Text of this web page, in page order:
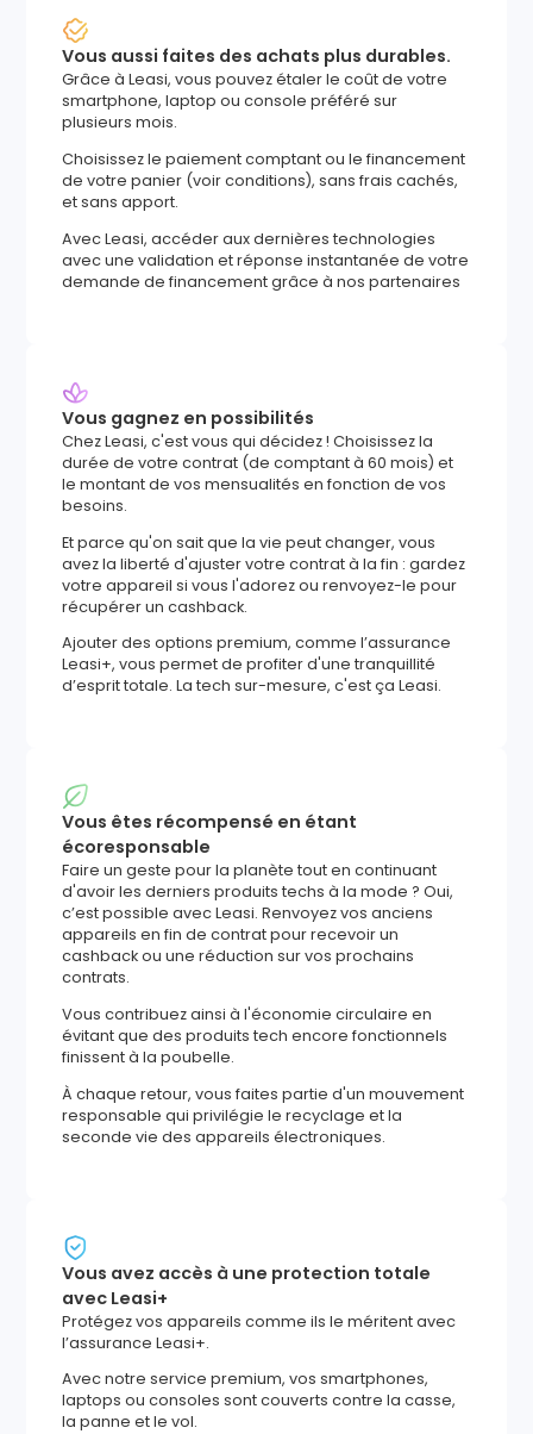
Vous aussi faites des achats plus durables.
Grâce à Leasi, vous pouvez étaler le coût de votre
smartphone, laptop ou console préféré sur
plusieurs mois.
Choisissez le paiement comptant ou le financement
de votre panier (voir conditions), sans frais cachés,
et sans apport.
Avec Leasi, accéder aux dernières technologies
avec une validation et réponse instantanée de votre
demande de financement grâce à nos partenaires
Vous gagnez en possibilités
Chez Leasi, c'est vous qui décidez ! Choisissez la
durée de votre contrat (de comptant à 60 mois) et
le montant de vos mensualités en fonction de vos
besoins.
Et parce qu'on sait que la vie peut changer, vous
avez la liberté d'ajuster votre contrat à la fin : gardez
votre appareil si vous l'adorez ou renvoyez-le pour
récupérer un cashback.
Ajouter des options premium, comme l’assurance
Leasi+, vous permet de profiter d'une tranquillité
d’esprit totale. La tech sur-mesure, c'est ça Leasi.
Vous êtes récompensé en étant
écoresponsable
Faire un geste pour la planète tout en continuant
d'avoir les derniers produits techs à la mode ? Oui,
c’est possible avec Leasi. Renvoyez vos anciens
appareils en fin de contrat pour recevoir un
cashback ou une réduction sur vos prochains
contrats.
Vous contribuez ainsi à l'économie circulaire en
évitant que des produits tech encore fonctionnels
finissent à la poubelle.
À chaque retour, vous faites partie d'un mouvement
responsable qui privilégie le recyclage et la
seconde vie des appareils électroniques.
Vous avez accès à une protection totale
avec Leasi+
Protégez vos appareils comme ils le méritent avec
l’assurance Leasi+.
Avec notre service premium, vos smartphones,
laptops ou consoles sont couverts contre la casse,
la panne et le vol.